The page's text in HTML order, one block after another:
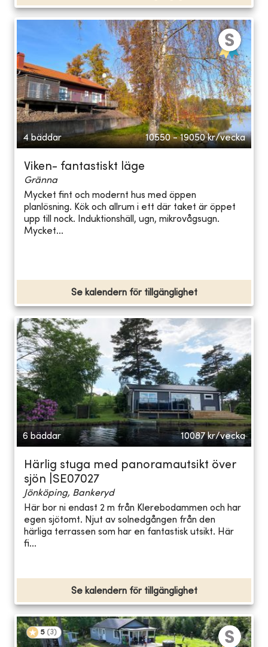
4 bäddar 10550 - 19050 kr/vecka
Viken- fantastiskt läge
Gränna
Mycket fint och modernt hus med öppen
planlösning. Kök och allrum i ett där taket är öppet
upp till nock. Induktionshäll, ugn, mikrovågsugn.
Mycket...
Se kalendern för tillgänglighet
6 bäddar 10087 kr/vecka
Härlig stuga med panoramautsikt över
sjön |SE07027
Jönköping, Bankeryd
Här bor ni endast 2 m från Klerebodammen och har
egen sjötomt. Njut av solnedgången från den
härliga terrassen som har en fantastisk utsikt. Här
fi...
Se kalendern för tillgänglighet
5 (3)